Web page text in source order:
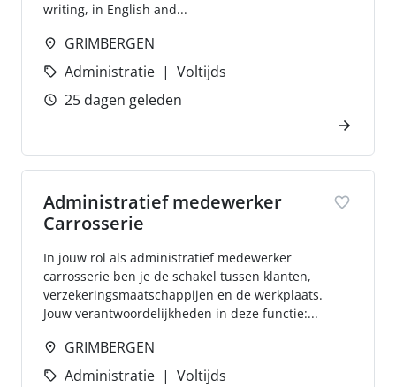
writing, in English and...
GRIMBERGEN
Administratie
Voltijds
25 dagen geleden
Administratief medewerker
Carrosserie
In jouw rol als administratief medewerker
carrosserie ben je de schakel tussen klanten,
verzekeringsmaatschappijen en de werkplaats.
Jouw verantwoordelijkheden in deze functie:...
GRIMBERGEN
Administratie
Voltijds